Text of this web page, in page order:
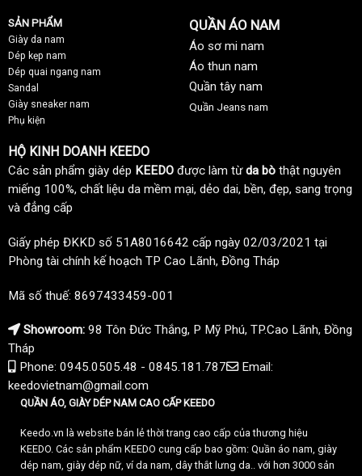
SẢN PHẨM
Giày da nam
Dép kẹp nam
Dép quai ngang nam
Sandal
Giày sneaker nam
Phụ kiện
QUẦN ÁO NAM
Áo sơ mi nam
Áo thun nam
Quần tây nam
Quần Jeans nam
HỘ KINH DOANH KEEDO
Các sản phẩm giày dép KEEDO được làm từda bò thật nguyên
miếng 100%, chất liệu da mềm mại, dẻo dai, bền, đẹp, sang trọng
và đẳng cấp
Giấy phép ĐKKD số 51A8016642 cấp ngày 02/03/2021 tại
Phòng tài chính kế hoạch TP Cao Lãnh, Đồng Tháp
Mã số thuế: 8697433459-001
Showroom: 98 Tôn Đức Thắng, P Mỹ Phú, TP.Cao Lãnh, Đồng
Tháp
Phone: 0945.0505.48 - 0845.181.787
Email:
keedovietnam@gmail.com
QUẦN ÁO, GIÀY DÉP NAM CAO CẤP KEEDO
Keedo.vn là website bán lẻ thời trang cao cấp của thương hiệu
KEEDO. Các sản phẩm KEEDO cung cấp bao gồm: Quần áo nam, giày
dép nam, giày dép nữ, ví da nam, dây thắt lưng da.. với hơn 3000 sản